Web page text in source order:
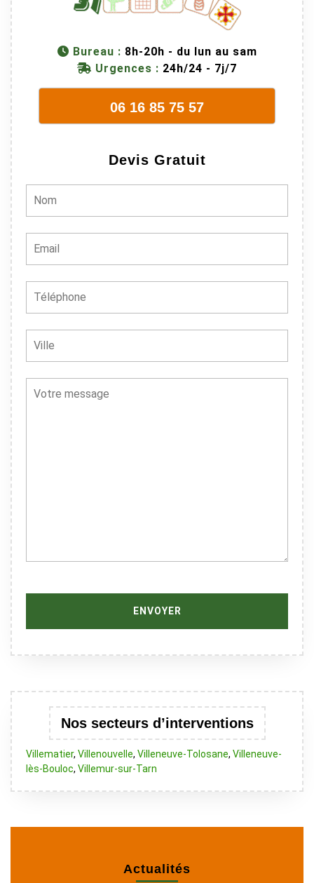
Bureau : 8h-20h - du lun au sam
Urgences : 24h/24 - 7j/7
06 16 85 75 57
Devis Gratuit
Nos secteurs d’interventions
Villematier, Villenouvelle, Villeneuve-Tolosane, Villeneuve-
lès-Bouloc, Villemur-sur-Tarn
Actualités